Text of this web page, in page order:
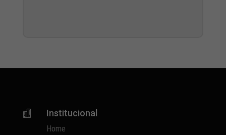
 Institucional
Home